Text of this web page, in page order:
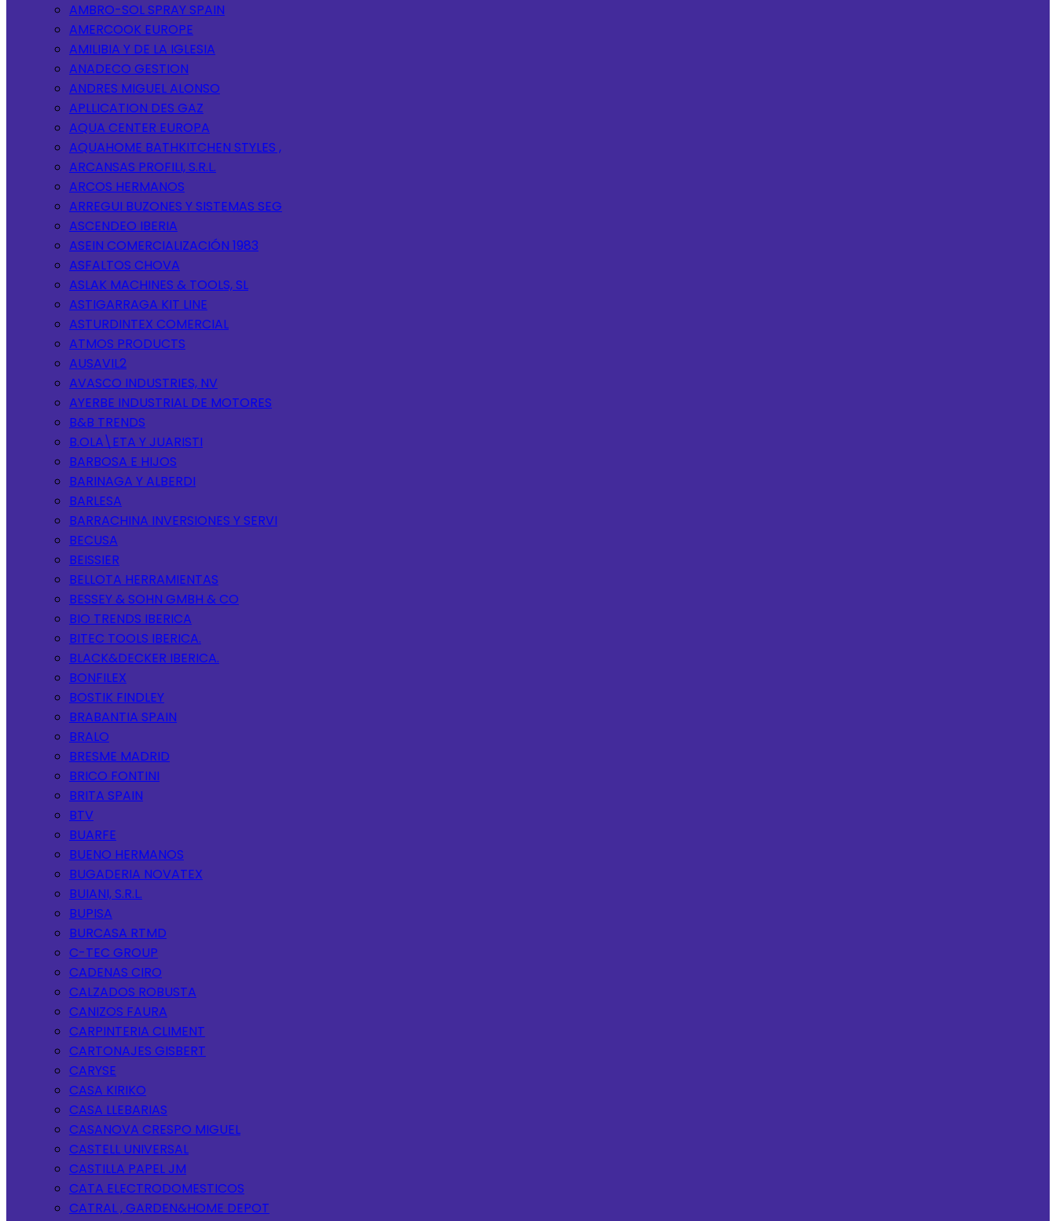
AMBRO-SOL SPRAY SPAIN
AMERCOOK EUROPE
AMILIBIA Y DE LA IGLESIA
ANADECO GESTION
ANDRES MIGUEL ALONSO
APLLICATION DES GAZ
AQUA CENTER EUROPA
AQUAHOME BATHKITCHEN STYLES ,
ARCANSAS PROFILI, S.R.L.
ARCOS HERMANOS
ARREGUI BUZONES Y SISTEMAS SEG
ASCENDEO IBERIA
ASEIN COMERCIALIZACIÓN 1983
ASFALTOS CHOVA
ASLAK MACHINES & TOOLS, SL
ASTIGARRAGA KIT LINE
ASTURDINTEX COMERCIAL
ATMOS PRODUCTS
AUSAVIL2
AVASCO INDUSTRIES, NV
AYERBE INDUSTRIAL DE MOTORES
B&B TRENDS
B.OLA\ETA Y JUARISTI
BARBOSA E HIJOS
BARINAGA Y ALBERDI
BARLESA
BARRACHINA INVERSIONES Y SERVI
BECUSA
BEISSIER
BELLOTA HERRAMIENTAS
BESSEY & SOHN GMBH & CO
BIO TRENDS IBERICA
BITEC TOOLS IBERICA.
BLACK&DECKER IBERICA.
BONFILEX
BOSTIK FINDLEY
BRABANTIA SPAIN
BRALO
BRESME MADRID
BRICO FONTINI
BRITA SPAIN
BTV
BUARFE
BUENO HERMANOS
BUGADERIA NOVATEX
BUIANI, S.R.L.
BUPISA
BURCASA RTMD
C-TEC GROUP
CADENAS CIRO
CALZADOS ROBUSTA
CANIZOS FAURA
CARPINTERIA CLIMENT
CARTONAJES GISBERT
CARYSE
CASA KIRIKO
CASA LLEBARIAS
CASANOVA CRESPO MIGUEL
CASTELL UNIVERSAL
CASTILLA PAPEL JM
CATA ELECTRODOMESTICOS
CATRAL , GARDEN&HOME DEPOT